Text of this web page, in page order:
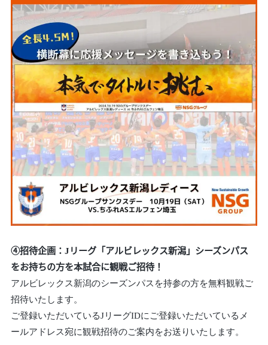
④招待企画：Jリーグ「アルビレックス新潟」シーズンパス
をお持ちの方を本試合に観戦ご招待！
アルビレックス新潟のシーズンパスを持参の方を無料観戦ご
招待いたします。
ご登録いただいているJリーグIDにご登録いただいているメ
ールアドレス宛に観戦招待のご案内をお送りいたします。